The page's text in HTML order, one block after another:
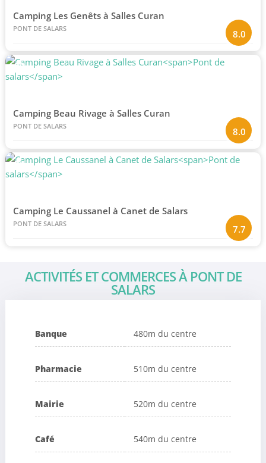
Camping Les Genêts à Salles Curan
PONT DE SALARS 8.0
#3
Camping Beau Rivage à Salles Curan
PONT DE SALARS 8.0
#4
Camping Le Caussanel à Canet de Salars
PONT DE SALARS 7.7
ACTIVITÉS ET COMMERCES À PONT DE
SALARS
Banque 480m du centre
Pharmacie 510m du centre
Mairie 520m du centre
Café 540m du centre